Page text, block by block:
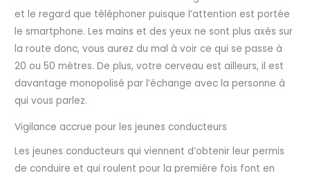
et le regard que téléphoner puisque l’attention est portée
le smartphone. Les mains et des yeux ne sont plus axés sur
la route donc, vous aurez du mal à voir ce qui se passe à
20 ou 50 mètres. De plus, votre cerveau est ailleurs, il est
davantage monopolisé par l’échange avec la personne à
qui vous parlez.
Vigilance accrue pour les jeunes conducteurs
Les jeunes conducteurs qui viennent d’obtenir leur permis
de conduire et qui roulent pour la première fois font en